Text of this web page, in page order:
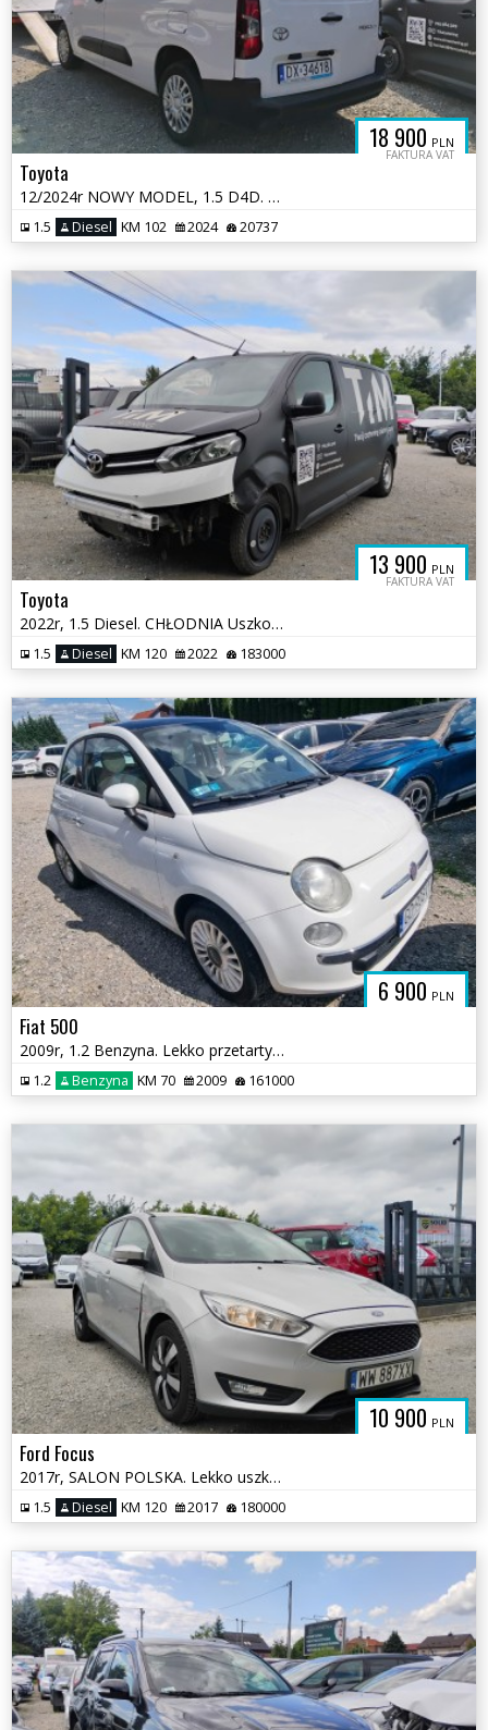
18 900 PLN
FAKTURA VAT
Toyota
12/2024r NOWY MODEL, 1.5 D4D. LONG. Uszkodzony przód. Pali. VAT 23%
1.5 Diesel KM 102 2024 20737
13 900 PLN
FAKTURA VAT
Toyota
2022r, 1.5 Diesel. CHŁODNIA Uszkodzony przód i prawy bok. Pali. VAT 23
1.5 Diesel KM 120 2022 183000
6 900 PLN
Fiat 500
2009r, 1.2 Benzyna. Lekko przetarty lewy bok. Jeździ.
1.2 Benzyna KM 70 2009 161000
10 900 PLN
Ford Focus
2017r, SALON POLSKA. Lekko uszkodzone boki. Jeździ.
1.5 Diesel KM 120 2017 180000